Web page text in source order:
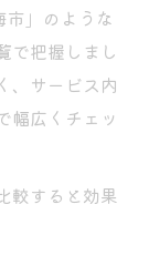
いを比較
」のような
で把握しまし
、サービス内
幅広くチェッ
較すると効果